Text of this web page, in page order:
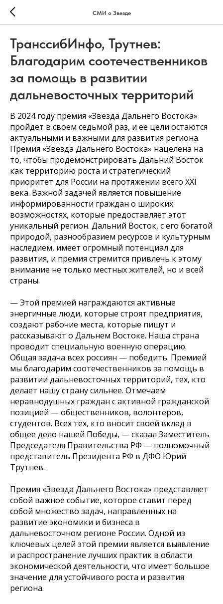
СМИ о Звезде
ТранссибИнфо, Трутнев:
Благодарим соотечественников
за помощь в развитии
дальневосточных территорий
В 2024 году премия «Звезда Дальнего Востока»
пройдет в своем седьмой раз, и ее цели остаются
актуальными и важными для развития региона.
Премия «Звезда Дальнего Востока» нацелена на
то, чтобы продемонстрировать Дальний Восток
как территорию роста и стратегический
приоритет для России на протяжении всего XXI
века. Важной задачей является повышение
информированности граждан о широких
возможностях, которые предоставляет этот
уникальный регион. Дальний Восток, с его богатой
природой, разнообразием ресурсов и культурным
наследием, имеет огромный потенциал для
развития, и премия стремится привлечь к этому
внимание не только местных жителей, но и всей
страны.
— Этой премией награждаются активные
энергичные люди, которые строят предприятия,
создают рабочие места, которые пишут и
рассказывают о Дальнем Востоке. Наша страна
проводит специальную военную операцию.
Общая задача всех россиян — победить. Премией
мы благодарим соотечественников за помощь в
развитии дальневосточных территорий, тех, кто
делает нашу страну сильнее. Отмечаем
неравнодушных граждан с активной гражданской
позицией — общественников, волонтеров,
студентов. Всех тех, кто вносит своей вклад в
общее дело нашей Победы, — сказал Заместитель
Председателя Правительства РФ — полномочный
представитель Президента РФ в ДФО Юрий
Трутнев.
Премия «Звезда Дальнего Востока» представляет
собой важное событие, которое ставит перед
собой множество задач, направленных на
развитие экономики и бизнеса в
дальневосточном регионе России. Одной из
ключевых целей этой премии является выявление
и распространение лучших практик в области
экономической деятельности, что имеет большое
значение для устойчивого роста и развития
региона.